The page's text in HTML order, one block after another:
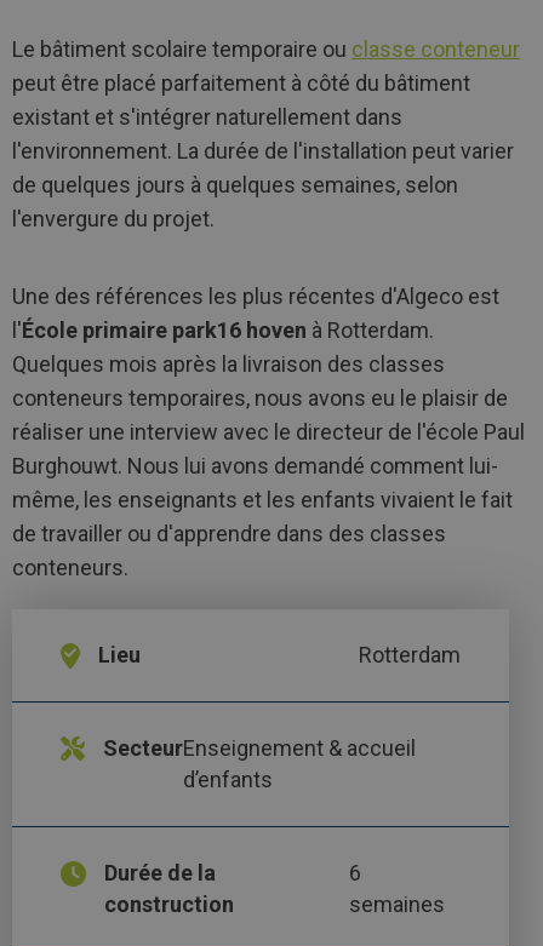
Le bâtiment scolaire temporaire ou classe conteneur
peut être placé parfaitement à côté du bâtiment
existant et s'intégrer naturellement dans
l'environnement. La durée de l'installation peut varier
de quelques jours à quelques semaines, selon
l'envergure du projet.
Une des références les plus récentes d'Algeco est
l'École primaire park16 hoven à Rotterdam.
Quelques mois après la livraison des classes
conteneurs temporaires, nous avons eu le plaisir de
réaliser une interview avec le directeur de l'école Paul
Burghouwt. Nous lui avons demandé comment lui-
même, les enseignants et les enfants vivaient le fait
de travailler ou d'apprendre dans des classes
conteneurs.
Lieu Rotterdam
SecteurEnseignement & accueil
d’enfants
Durée de la
construction
6
semaines